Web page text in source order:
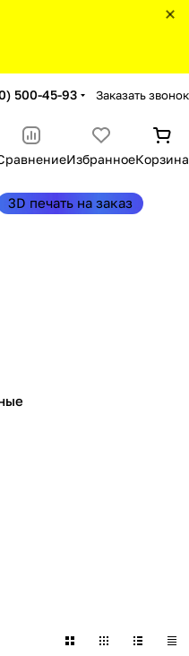
500-45-93 Заказать звонок
ИзбранноеКорзина
3D печать на заказ